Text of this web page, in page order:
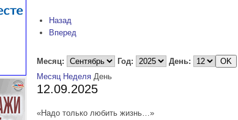
Назад
Вперед
Месяц: Год:
День:
Месяц Неделя День
12.09.2025
«Надо только любить жизнь…»